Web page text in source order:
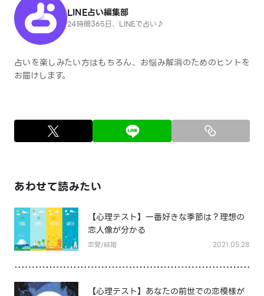
LINE占い編集部
24時間365日、LINEで占い♪
占いを楽しみたい方はもちろん、お悩み解消のためのヒントを
お届けします。
あわせて読みたい
【心理テスト】一番好きな季節は？理想の
恋人像が分かる
恋愛/結婚 2021.05.28
【心理テスト】あなたの前世での恋模様が